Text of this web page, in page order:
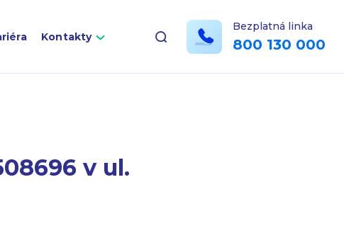
Kontakty
Bezplatná linka
800 130 000
v ul.